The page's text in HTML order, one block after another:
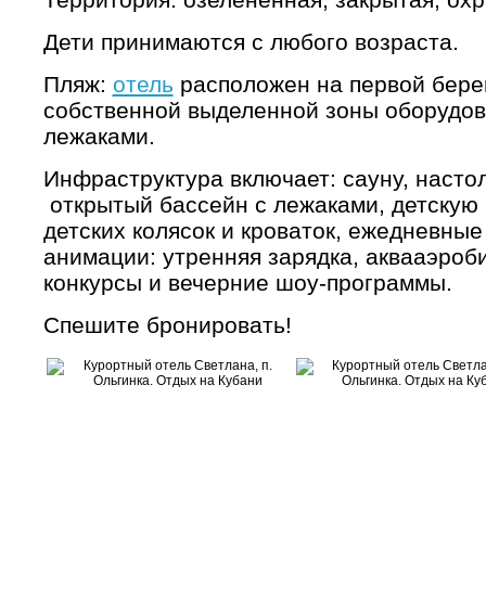
Дети принимаются с любого возраста.
Пляж: отель расположен на первой
собственной выделенной зоны
лежаками.
Инфраструктура включает: сауну,
открытый бассейн с лежаками, детскую
детских колясок и кроваток,
анимации: утренняя зарядка,
конкурсы и вечерние шоу-программы.
Спешите бронировать!